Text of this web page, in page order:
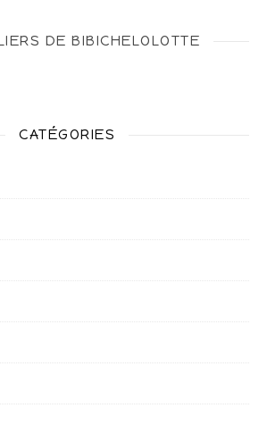
DE BIBICHELOLOTTE
CATÉGORIES